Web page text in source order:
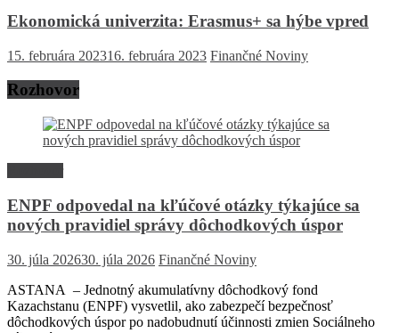
Ekonomická univerzita: Erasmus+ sa hýbe vpred
15. februára 202316. februára 2023 Finančné Noviny
Rozhovor
ENPF odpovedal na kľúčové otázky týkajúce sa
nových pravidiel správy dôchodkových úspor
30. júla 202630. júla 2026 Finančné Noviny
ASTANA – Jednotný akumulatívny dôchodkový fond
Kazachstanu (ENPF) vysvetlil, ako zabezpečí bezpečnosť
dôchodkových úspor po nadobudnutí účinnosti zmien Sociálneho